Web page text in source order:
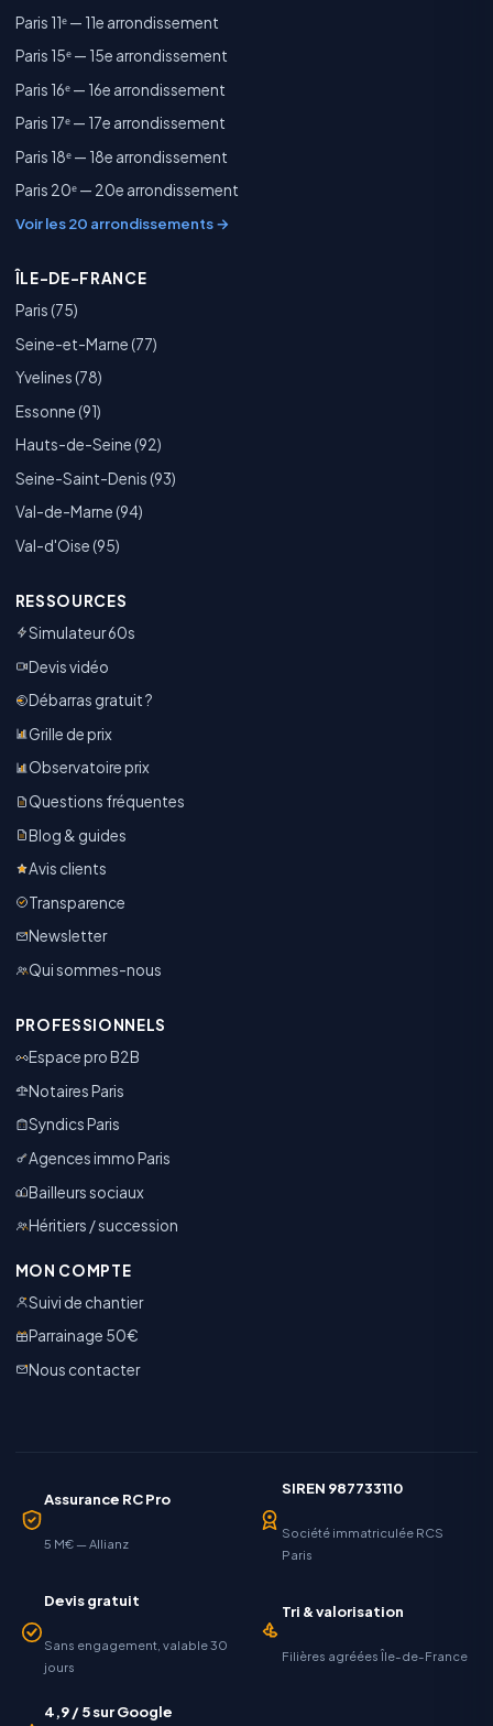
Paris 11ᵉ — 11e arrondissement
Paris 15ᵉ — 15e arrondissement
Paris 16ᵉ — 16e arrondissement
Paris 17ᵉ — 17e arrondissement
Paris 18ᵉ — 18e arrondissement
Paris 20ᵉ — 20e arrondissement
Voir les 20 arrondissements →
ÎLE-DE-FRANCE
Paris (75)
Seine-et-Marne (77)
Yvelines (78)
Essonne (91)
Hauts-de-Seine (92)
Seine-Saint-Denis (93)
Val-de-Marne (94)
Val-d'Oise (95)
RESSOURCES
Simulateur 60s
Devis vidéo
Débarras gratuit ?
Grille de prix
Observatoire prix
Questions fréquentes
Blog & guides
Avis clients
Transparence
Newsletter
Qui sommes-nous
PROFESSIONNELS
Espace pro B2B
Notaires Paris
Syndics Paris
Agences immo Paris
Bailleurs sociaux
Héritiers / succession
MON COMPTE
Suivi de chantier
Parrainage 50€
Nous contacter
Assurance RC Pro
5 M€ — Allianz
SIREN 987733110
Société immatriculée RCS
Paris
Devis gratuit
Sans engagement, valable 30
jours
Tri & valorisation
Filières agréées Île-de-France
4,9 / 5 sur Google